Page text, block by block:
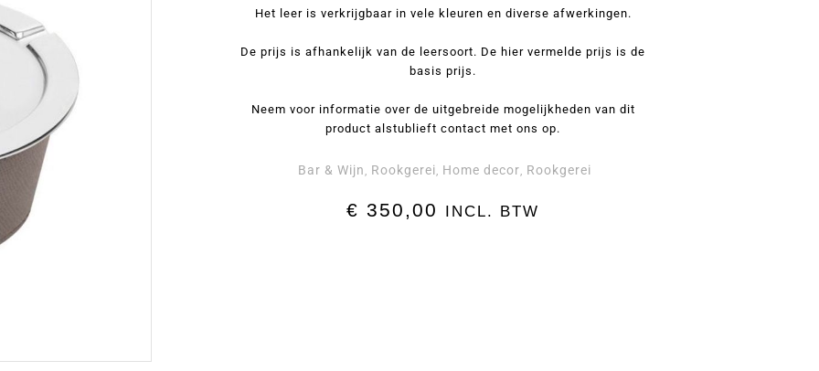
Het leer is verkrijgbaar in vele kleuren en diverse afwerkingen.
De prijs is afhankelijk van de leersoort. De hier vermelde prijs is de
basis prijs.
Neem voor informatie over de uitgebreide mogelijkheden van dit
product alstublieft contact met ons op.
Bar & Wijn , Rookgerei, Home decor, Rookgerei
€ 350,00 INCL. BTW